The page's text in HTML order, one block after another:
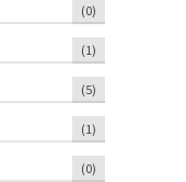
(0)
(1)
(5)
(1)
(0)